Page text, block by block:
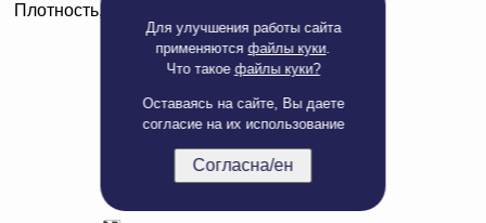
Для улучшения работы сайта
применяютсяфайлы куки.
Что такое файлы куки?
Оставаясь на сайте, Вы даете
согласие на их использование
Согласна/ен
Плотность, г/м²
Полная версия сайта